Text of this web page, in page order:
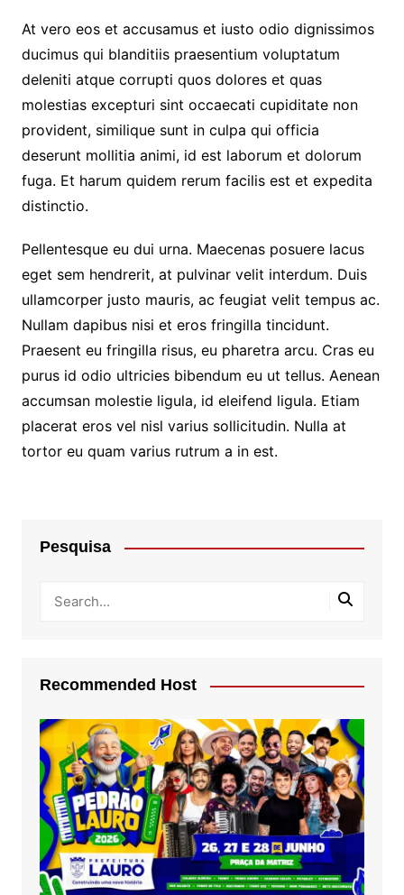
At vero eos et accusamus et iusto odio dignissimos
ducimus qui blanditiis praesentium voluptatum
deleniti atque corrupti quos dolores et quas
molestias excepturi sint occaecati cupiditate non
provident, similique sunt in culpa qui officia
deserunt mollitia animi, id est laborum et dolorum
fuga. Et harum quidem rerum facilis est et expedita
distinctio.
Pellentesque eu dui urna. Maecenas posuere lacus
eget sem hendrerit, at pulvinar velit interdum. Duis
ullamcorper justo mauris, ac feugiat velit tempus ac.
Nullam dapibus nisi et eros fringilla tincidunt.
Praesent eu fringilla risus, eu pharetra arcu. Cras eu
purus id odio ultricies bibendum eu ut tellus. Aenean
accumsan molestie ligula, id eleifend ligula. Etiam
placerat eros vel nisl varius sollicitudin. Nulla at
tortor eu quam varius rutrum a in est.
Pesquisa
Recommended Host